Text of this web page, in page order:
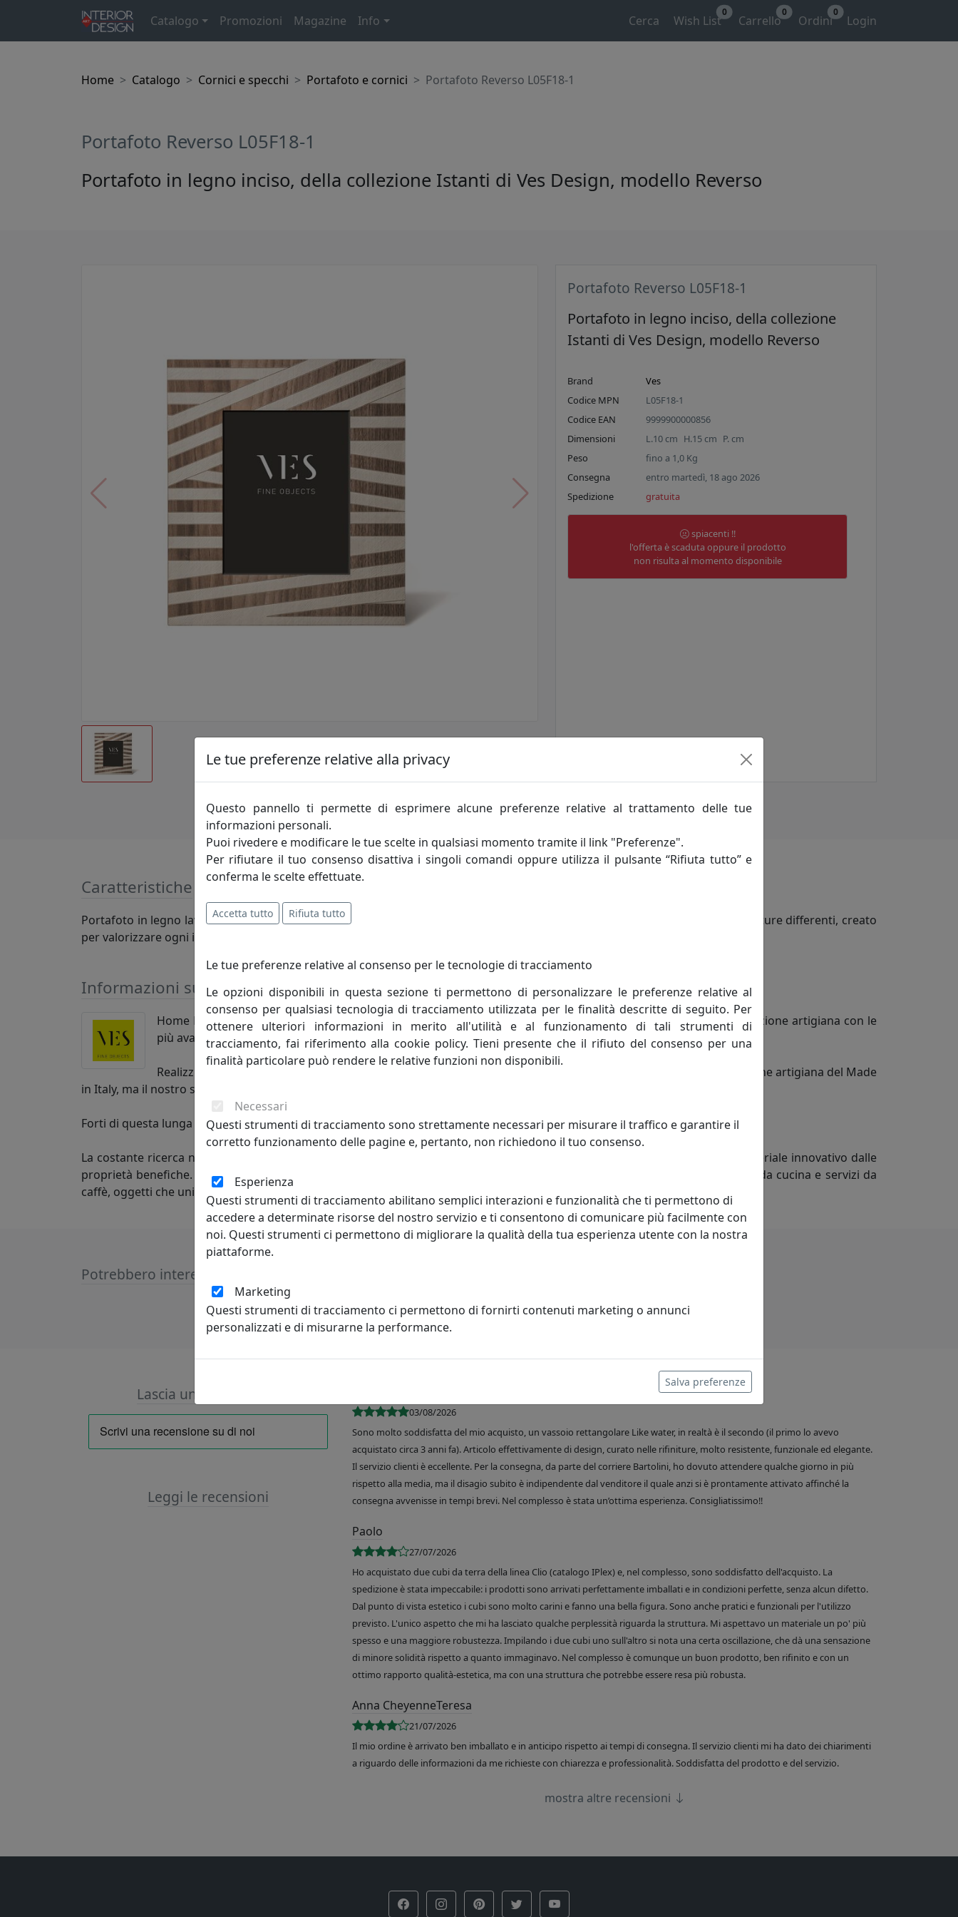
Catalogo Promozioni Magazine Info Cerca Wish List
0
Carrello
0
Ordini
0
Login
Home Catalogo Cornici e specchi Portafoto e cornici Portafoto Reverso L05F18-1
Portafoto Reverso L05F18-1
Portafoto in legno inciso, della collezione Istanti di Ves Design, modello Reverso
Portafoto Reverso L05F18-1
Portafoto in legno inciso, della collezione
Istanti di Ves Design, modello Reverso
Brand
Ves
Codice MPN
L05F18-1
Codice EAN
9999900000856
Dimensioni
L.10 cm H.15 cm P. cm
Peso
fino a 1,0 Kg
Consegna
entro martedì, 18 ago 2026
Spedizione
gratuita
spiacenti !!
l'offerta è scaduta oppure il prodotto
non risulta al momento disponibile
Caratteristiche
Portafoto in legno lavorato con tecnologie dalla precisione diamantina che, strato dopo strato, danno vita a texture e sfumature differenti, creato
per valorizzare ogni istante della nostra vita.
Informazioni sul brand
Home Decor fatto in Italia. Realizziamo articoli per la casa e per la tavola che coniugano la creatività e la tradizione artigiana con le
più avanzate tecnologie produttive.
Realizziamo oggettistica e articoli da regalo da più di quarant’anni. Le nostre radici sono ben salde nella tradizione artigiana del Made
in Italy, ma il nostro sguardo è sempre rivolto alle innovazioni tecnologiche che ci hanno permesso di crescere e migliorarci.
Forti di questa lunga esperienza, abbiamo creato il marchio VES.
La costante ricerca nel campo del design e delle tecnologie ci ha portato a sperimentare l’utilizzo del Krion® K-LIFE, un materiale innovativo dalle
proprietà benefiche. Da questo fortunato incontro è nata la Collezione KLIN: orologi da parete, lampade da tavolo, taglieri da cucina e servizi da
caffè, oggetti che uniscono l’originale design VES alla salubrità del Krion® K-LIFE.
Potrebbero interessarti
Lascia una recensione
Leggi le recensioni
03/08/2026
Sono molto soddisfatta del mio acquisto, un vassoio rettangolare Like water, in realtà è il secondo (il primo lo avevo
acquistato circa 3 anni fa). Articolo effettivamente di design, curato nelle rifiniture, molto resistente, funzionale ed elegante.
Il servizio clienti è eccellente. Per la consegna, da parte del corriere Bartolini, ho dovuto attendere qualche giorno in più
rispetto alla media, ma il disagio subito è indipendente dal venditore il quale anzi si è prontamente attivato affinché la
consegna avvenisse in tempi brevi. Nel complesso è stata un’ottima esperienza. Consigliatissimo!!
Paolo
27/07/2026
Ho acquistato due cubi da terra della linea Clio (catalogo IPlex) e, nel complesso, sono soddisfatto dell'acquisto. La
spedizione è stata impeccabile: i prodotti sono arrivati perfettamente imballati e in condizioni perfette, senza alcun difetto.
Dal punto di vista estetico i cubi sono molto carini e fanno una bella figura. Sono anche pratici e funzionali per l'utilizzo
previsto. L'unico aspetto che mi ha lasciato qualche perplessità riguarda la struttura. Mi aspettavo un materiale un po' più
spesso e una maggiore robustezza. Impilando i due cubi uno sull'altro si nota una certa oscillazione, che dà una sensazione
di minore solidità rispetto a quanto immaginavo. Nel complesso è comunque un buon prodotto, ben rifinito e con un
ottimo rapporto qualità-estetica, ma con una struttura che potrebbe essere resa più robusta.
Anna CheyenneTeresa
21/07/2026
Il mio ordine è arrivato ben imballato e in anticipo rispetto ai tempi di consegna. Il servizio clienti mi ha dato dei chiarimenti
a riguardo delle informazioni da me richieste con chiarezza e professionalità. Soddisfatta del prodotto e del servizio.
mostra altre recensioni
Le tue preferenze relative alla privacy
Questo pannello ti permette di esprimere alcune preferenze relative al trattamento delle tue
informazioni personali.
Puoi rivedere e modificare le tue scelte in qualsiasi momento tramite il link "Preferenze".
Per rifiutare il tuo consenso disattiva i singoli comandi oppure utilizza il pulsante “Rifiuta tutto” e
conferma le scelte effettuate.
Accetta tutto Rifiuta tutto
Le tue preferenze relative al consenso per le tecnologie di tracciamento
Le opzioni disponibili in questa sezione ti permettono di personalizzare le preferenze relative al
consenso per qualsiasi tecnologia di tracciamento utilizzata per le finalità descritte di seguito. Per
ottenere ulteriori informazioni in merito all'utilità e al funzionamento di tali strumenti di
tracciamento, fai riferimento alla cookie policy. Tieni presente che il rifiuto del consenso per una
finalità particolare può rendere le relative funzioni non disponibili.
Necessari
Questi strumenti di tracciamento sono strettamente necessari per misurare il traffico e garantire il
corretto funzionamento delle pagine e, pertanto, non richiedono il tuo consenso.
Esperienza
Questi strumenti di tracciamento abilitano semplici interazioni e funzionalità che ti permettono di
accedere a determinate risorse del nostro servizio e ti consentono di comunicare più facilmente con
noi. Questi strumenti ci permettono di migliorare la qualità della tua esperienza utente con la nostra
piattaforme.
Marketing
Questi strumenti di tracciamento ci permettono di fornirti contenuti marketing o annunci
personalizzati e di misurarne la performance.
Salva preferenze